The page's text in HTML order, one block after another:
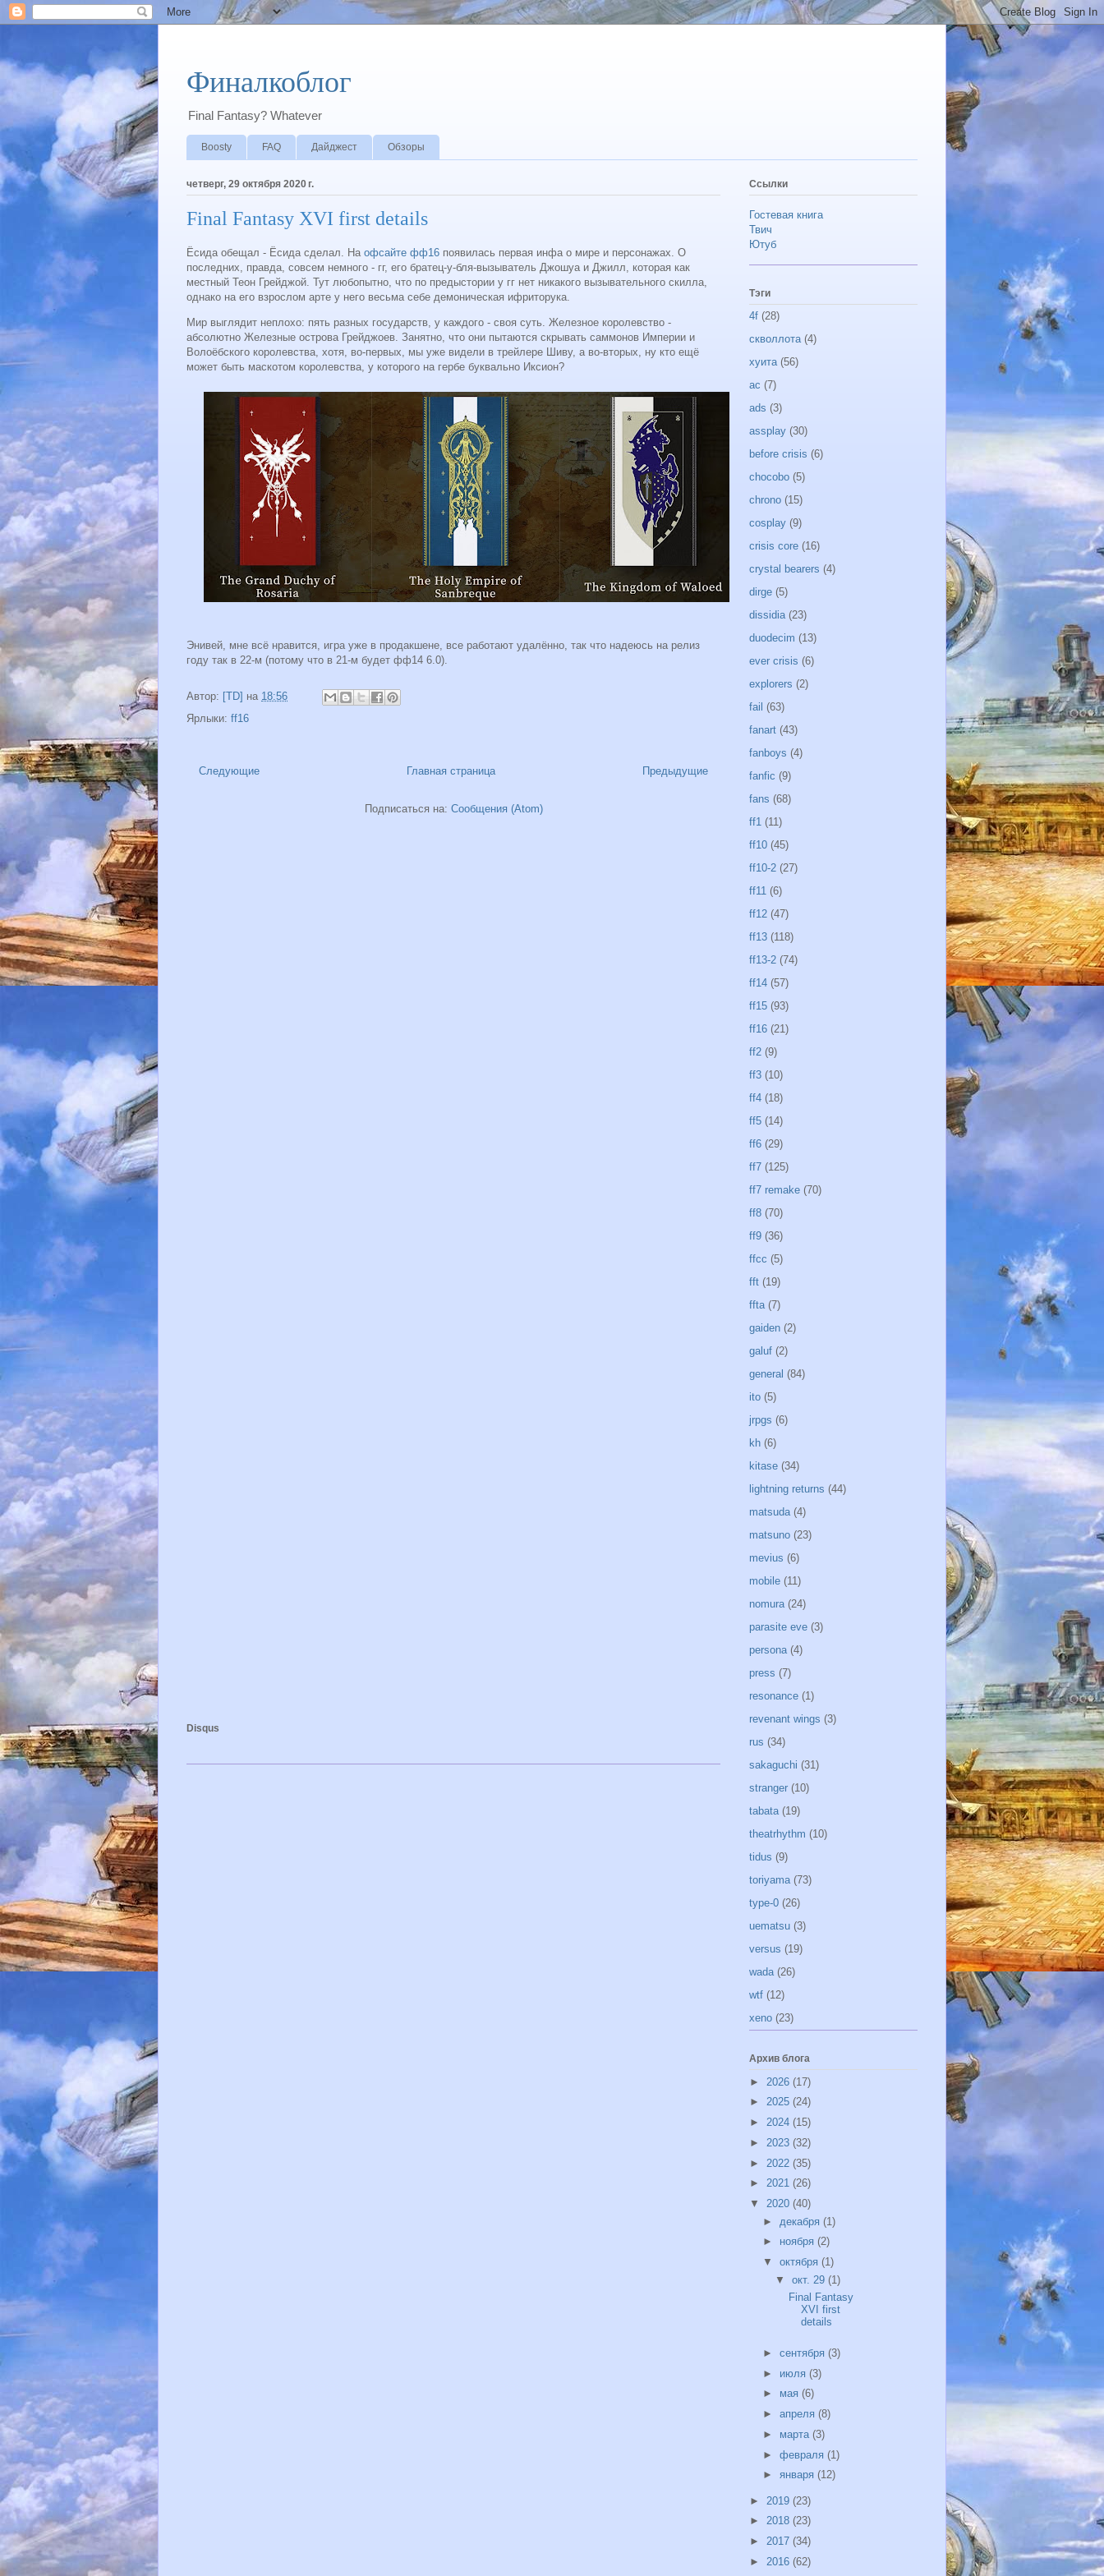
Финалкоблог
Final Fantasy? Whatever
Boosty FAQ Дайджест Обзоры
четверг, 29 октября 2020 г.
Final Fantasy XVI first details
Ёсида обещал - Ёсида сделал. На офсайте фф16 появилась первая инфа о мире и персонажах. О
последних, правда, совсем немного - гг, его братец-у-бля-вызыватель Джошуа и Джилл, которая как
местный Теон Грейджой. Тут любопытно, что по предыстории у гг нет никакого вызывательного скилла,
однако на его взрослом арте у него весьма себе демоническая ифриторука.
Мир выглядит неплохо: пять разных государств, у каждого - своя суть. Железное королевство -
абсолютно Железные острова Грейджоев. Занятно, что они пытаются скрывать саммонов Империи и
Волоёбского королевства, хотя, во-первых, мы уже видели в трейлере Шиву, а во-вторых, ну кто ещё
может быть маскотом королевства, у которого на гербе буквально Иксион?
Энивей, мне всё нравится, игра уже в продакшене, все работают удалённо, так что надеюсь на релиз
году так в 22-м (потому что в 21-м будет фф14 6.0).
Автор: [TD] на 18:56
Ярлыки: ff16
Следующие Предыдущие
Главная страница
Подписаться на: Сообщения (Atom)
Disqus
Ссылки
Гостевая книга
Твич
Ютуб
Тэги
4f (28)
скволлота (4)
хуита (56)
ac (7)
ads (3)
assplay (30)
before crisis (6)
chocobo (5)
chrono (15)
cosplay (9)
crisis core (16)
crystal bearers (4)
dirge (5)
dissidia (23)
duodecim (13)
ever crisis (6)
explorers (2)
fail (63)
fanart (43)
fanboys (4)
fanfic (9)
fans (68)
ff1 (11)
ff10 (45)
ff10-2 (27)
ff11 (6)
ff12 (47)
ff13 (118)
ff13-2 (74)
ff14 (57)
ff15 (93)
ff16 (21)
ff2 (9)
ff3 (10)
ff4 (18)
ff5 (14)
ff6 (29)
ff7 (125)
ff7 remake (70)
ff8 (70)
ff9 (36)
ffcc (5)
fft (19)
ffta (7)
gaiden (2)
galuf (2)
general (84)
ito (5)
jrpgs (6)
kh (6)
kitase (34)
lightning returns (44)
matsuda (4)
matsuno (23)
mevius (6)
mobile (11)
nomura (24)
parasite eve (3)
persona (4)
press (7)
resonance (1)
revenant wings (3)
rus (34)
sakaguchi (31)
stranger (10)
tabata (19)
theatrhythm (10)
tidus (9)
toriyama (73)
type-0 (26)
uematsu (3)
versus (19)
wada (26)
wtf (12)
xeno (23)
Архив блога
► 2026 (17)
► 2025 (24)
► 2024 (15)
► 2023 (32)
► 2022 (35)
► 2021 (26)
▼ 2020 (40)
► декабря (1)
► ноября (2)
▼ октября (1)
▼окт. 29(1)
Final Fantasy
XVI first
details
► сентября (3)
► июля (3)
► мая (6)
► апреля (8)
► марта (3)
► февраля (1)
► января (12)
► 2019 (23)
► 2018 (23)
► 2017 (34)
► 2016 (62)